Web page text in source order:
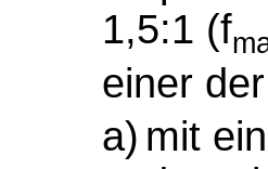
1,5:1 (f
einer
a) mit